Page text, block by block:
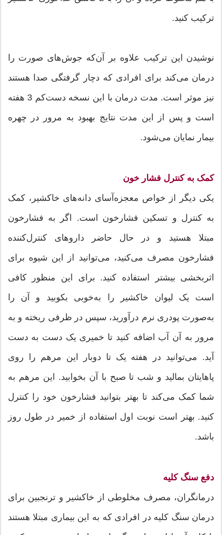
ترکیب کنید.
نوشیدن این ترکیب علاوه بر آن‌که جوش‌های صورت را
درمان می‌کند برای افرادی که دچار گرفتگی صدا هستند
نیز موثر است. مدت درمان با این نسخه دست‌کم 3 هفته
است و پس از این مدت نتایج بهبود به مرور در چهره
بیمار نمایان می‌شود.
کمک به کنترل فشار خون
یکی دیگر از خواص معجزه‌آسای دانه‌های خاکشیر، کمک
به کنترل و تسکین فشارخون است. اگر به فشارخون
مبتلا هستید و در حال حاضر داروهای کنترل‌کننده
فشارخون مصرف می‌کنید، می‌توانید از این شیوه برای
اثربخشی بیشتر استفاده کنید. برای این منظور کافی
است یک لیوان خاکشیر را به‌خوبی بکوبید و آن را
به‌صورت پودری نرم درآورید، سپس در ظرفی ریخته و به
مرور به آن آب اضافه کنید تا خمیری یک دست به دست
آید. می‌توانید در هفته یک تا دوبار این مرهم را روی
پاهایتان بمالید و شب تا صبح با آن بخوابید. این مرهم به
شما کمک می‌کند تا بهتر بتوانید فشارخون خود را کنترل
کنید. بهتر است نوبت اول استفاده از خمیر در طول روز
باشد.
دفع سنگ کلیه
درمانگران، مصرف مخلوطی از خاکشیر و ترنجبین برای
درمان سنگ کلیه در افرادی که به این بیماری مبتلا هستند